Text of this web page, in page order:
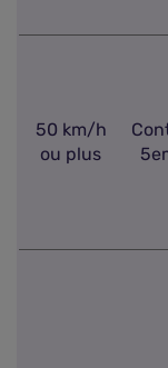
50 km/h
ou plus